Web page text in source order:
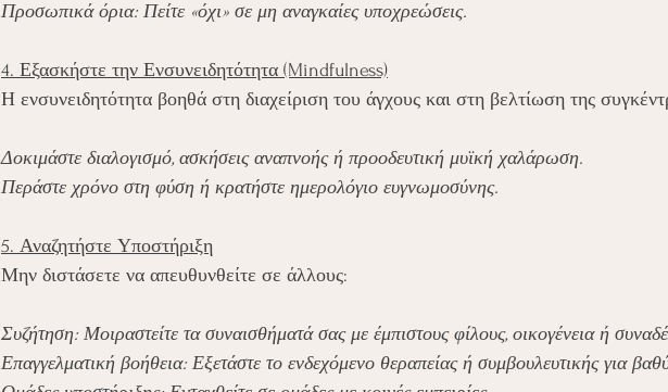
Προσωπικά όρια: Πείτε «όχι» σε μη αναγκαίες υποχρεώσεις.
4. Εξασκήστε την Ενσυνειδητότητα (Mindfulness)
Η ενσυνειδητότητα βοηθά στη διαχείριση του άγχους και στη βελτίωση της
Δοκιμάστε διαλογισμό, ασκήσεις αναπνοής ή προοδευτική μυϊκή χαλάρωση.
Περάστε χρόνο στη φύση ή κρατήστε ημερολόγιο ευγνωμοσύνης.
5. Αναζητήστε Υποστήριξη
Μην διστάσετε να απευθυνθείτε σε άλλους:
Συζήτηση: Μοιραστείτε τα συναισθήματά σας με έμπιστους φίλους, οικογένεια ή
Επαγγελματική βοήθεια: Εξετάστε το ενδεχόμενο θεραπείας ή συμβουλευτικής για